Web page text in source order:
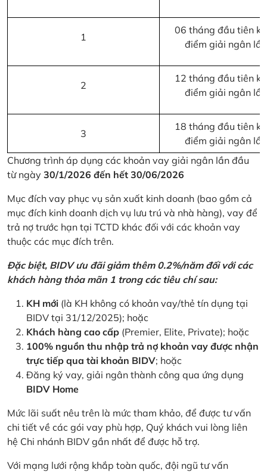
1
06 tháng đầu tiên
điểm giải ngân
2
12 tháng đầu tiên
điểm giải ngân
3
18 tháng đầu tiên
điểm giải ngân
Chương trình áp dụng các khoản vay giải ngân lần đầu
từ ngày 30/1/2026 đến hết 30/06/2026
Mục đích vay phục vụ sản xuất kinh doanh (bao gồm cả
mục đích kinh doanh dịch vụ lưu trú và nhà hàng), vay để
trả nợ trước hạn tại TCTD khác đối với các khoản vay
thuộc các mục đích trên.
Đặc biệt, BIDV ưu đãi giảm thêm 0.2%/năm đối với các
khách hàng thỏa mãn 1 trong các tiêu chí sau:
KH mới (là KH không có khoản vay/thẻ tín dụng tại
BIDV tại 31/12/2025); hoặc
Khách hàng cao cấp (Premier, Elite, Private); hoặc
100% nguồn thu nhập trả nợ khoản vay được nhận
trực tiếp qua tài khoản BIDV; hoặc
Đăng ký vay, giải ngân thành công qua ứng dụng
BIDV Home
Mức lãi suất nêu trên là mức tham khảo, để được tư vấn
chi tiết về các gói vay phù hợp, Quý khách vui lòng liên
hệ Chi nhánh BIDV gần nhất để được hỗ trợ.
Với mạng lưới rộng khắp toàn quốc, đội ngũ tư vấn